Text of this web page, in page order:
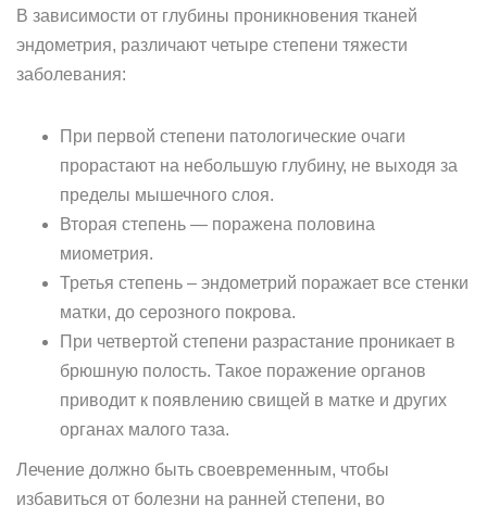
В зависимости от глубины проникновения тканей
эндометрия, различают четыре степени тяжести
заболевания:
При первой степени патологические очаги
прорастают на небольшую глубину, не выходя за
пределы мышечного слоя.
Вторая степень — поражена половина
миометрия.
Третья степень – эндометрий поражает все стенки
матки, до серозного покрова.
При четвертой степени разрастание проникает в
брюшную полость. Такое поражение органов
приводит к появлению свищей в матке и других
органах малого таза.
Лечение должно быть своевременным, чтобы
избавиться от болезни на ранней степени, во